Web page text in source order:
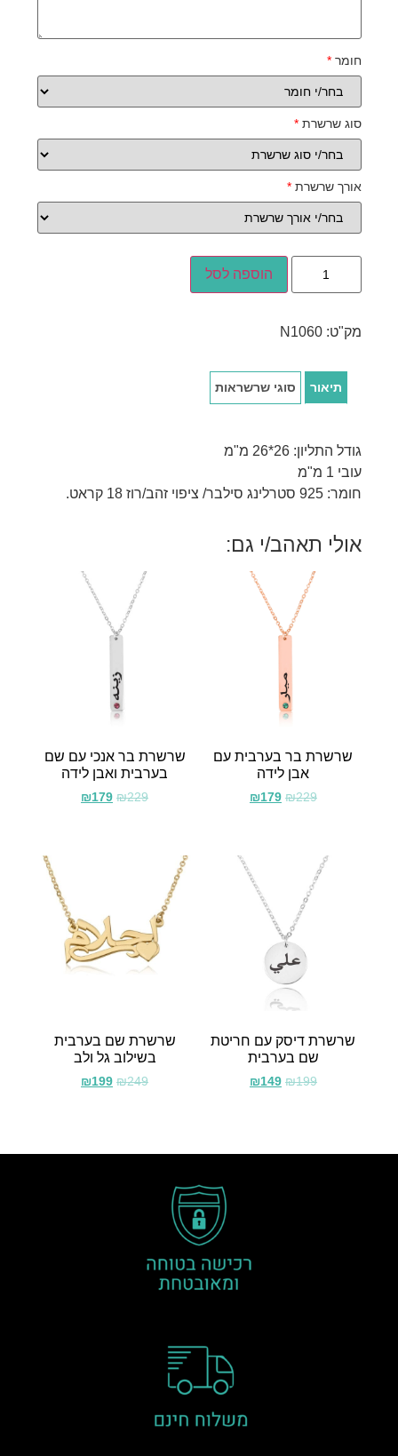
חומר*
סוג שרשרת*
אורך שרשרת*
הוספה לסל
מק"ט:N1060
תיאור סוגי שרשראות
גודל התליון: 26*26 מ"מ
עובי 1 מ"מ
חומר: 925 סטרלינג סילבר/ ציפוי זהב/רוז 18 קראט.
אולי תאהב/י גם:
שרשרת בר בערבית עם
אבן לידה
₪229
₪179
שרשרת בר אנכי עם שם
בערבית ואבן לידה
₪229
₪179
שרשרת דיסק עם חריטת
שם בערבית
₪199
₪149
שרשרת שם בערבית
בשילוב גל ולב
₪249
₪199